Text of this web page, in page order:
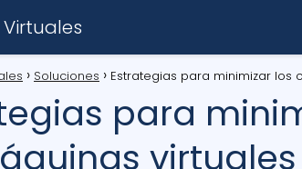
Soluciones Estrategias para minimizar los
para
virtuales